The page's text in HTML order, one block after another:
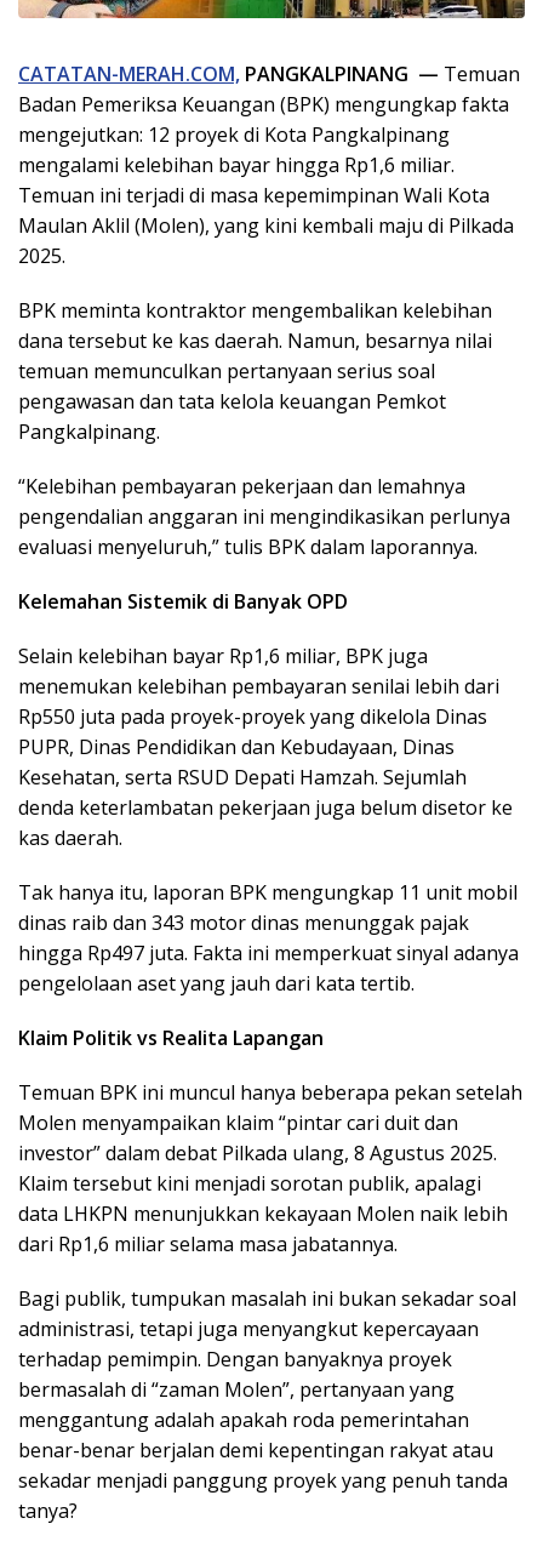
CATATAN-MERAH.COM, PANGKALPINANG — Temuan
Badan Pemeriksa Keuangan (BPK) mengungkap fakta
mengejutkan: 12 proyek di Kota Pangkalpinang
mengalami kelebihan bayar hingga Rp1,6 miliar.
Temuan ini terjadi di masa kepemimpinan Wali Kota
Maulan Aklil (Molen), yang kini kembali maju di Pilkada
2025.
BPK meminta kontraktor mengembalikan kelebihan
dana tersebut ke kas daerah. Namun, besarnya nilai
temuan memunculkan pertanyaan serius soal
pengawasan dan tata kelola keuangan Pemkot
Pangkalpinang.
“Kelebihan pembayaran pekerjaan dan lemahnya
pengendalian anggaran ini mengindikasikan perlunya
evaluasi menyeluruh,” tulis BPK dalam laporannya.
Kelemahan Sistemik di Banyak OPD
Selain kelebihan bayar Rp1,6 miliar, BPK juga
menemukan kelebihan pembayaran senilai lebih dari
Rp550 juta pada proyek-proyek yang dikelola Dinas
PUPR, Dinas Pendidikan dan Kebudayaan, Dinas
Kesehatan, serta RSUD Depati Hamzah. Sejumlah
denda keterlambatan pekerjaan juga belum disetor ke
kas daerah.
Tak hanya itu, laporan BPK mengungkap 11 unit mobil
dinas raib dan 343 motor dinas menunggak pajak
hingga Rp497 juta. Fakta ini memperkuat sinyal adanya
pengelolaan aset yang jauh dari kata tertib.
Klaim Politik vs Realita Lapangan
Temuan BPK ini muncul hanya beberapa pekan setelah
Molen menyampaikan klaim “pintar cari duit dan
investor” dalam debat Pilkada ulang, 8 Agustus 2025.
Klaim tersebut kini menjadi sorotan publik, apalagi
data LHKPN menunjukkan kekayaan Molen naik lebih
dari Rp1,6 miliar selama masa jabatannya.
Bagi publik, tumpukan masalah ini bukan sekadar soal
administrasi, tetapi juga menyangkut kepercayaan
terhadap pemimpin. Dengan banyaknya proyek
bermasalah di “zaman Molen”, pertanyaan yang
menggantung adalah apakah roda pemerintahan
benar-benar berjalan demi kepentingan rakyat atau
sekadar menjadi panggung proyek yang penuh tanda
tanya?